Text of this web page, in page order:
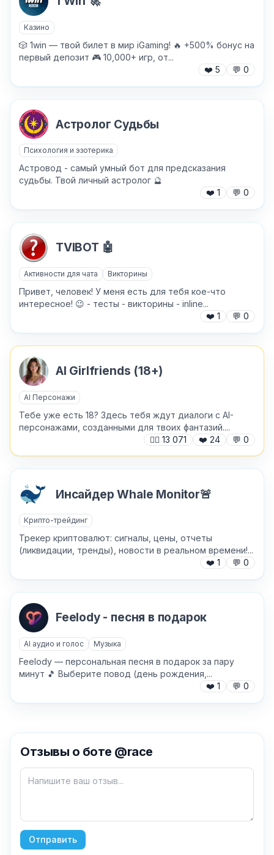
Как добавить бота?
Причина жалобы*
Текст обращения (необязательно)
Хочу получить ответ на email
Казино
🎲 1win — твой билет в мир iGaming! 🔥 +500% бонус на
первый депозит 🎮 10,000+ игр, от...
❤️ 5 💬 0
Астролог Судьбы
Психология и эзотерика
Астровод - самый умный бот для предсказания
судьбы. Твой личный астролог 🔮
❤️ 1 💬 0
TVIBOT 🤖
Активности для чата Викторины
Привет, человек! У меня есть для тебя кое-что
интересное! 😉 - тесты - викторины - inline...
❤️ 1 💬 0
AI Girlfriends (18+)
AI Персонажи
Тебе уже есть 18? Здесь тебя ждут диалоги с AI-
персонажами, созданными для твоих фантазий....
🙍‍♂️ 13 071 ❤️ 24 💬 0
Инсайдер Whale Monitor🚨
Крипто-трейдинг
Трекер криптовалют: сигналы, цены, отчеты
(ликвидации, тренды), новости в реальном времени!...
❤️ 1 💬 0
Feelody - песня в подарок
AI аудио и голос Музыка
Feelody — персональная песня в подарок за пару
минут 🎵 Выберите повод (день рождения,...
❤️ 1 💬 0
Отзывы о боте @race
Отправить